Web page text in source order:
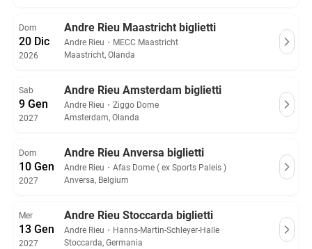
Dom
20 Dic
2026
Andre Rieu Maastricht biglietti
Andre Rieu ・ MECC Maastricht
Maastricht, Olanda
Sab
9 Gen
2027
Andre Rieu Amsterdam biglietti
Andre Rieu ・ Ziggo Dome
Amsterdam, Olanda
Dom
10 Gen
2027
Andre Rieu Anversa biglietti
Andre Rieu ・ Afas Dome ( ex Sports Paleis )
Anversa, Belgium
Mer
13 Gen
2027
Andre Rieu Stoccarda biglietti
Andre Rieu ・ Hanns-Martin-Schleyer-Halle
Stoccarda, Germania